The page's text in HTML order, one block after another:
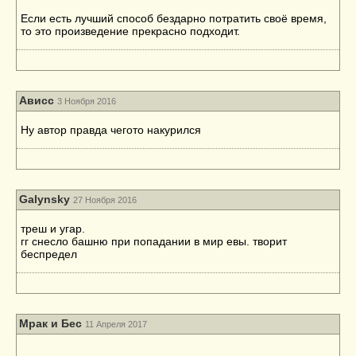
Если есть лучший способ бездарно потратить своё время,
то это произведение прекрасно подходит.
Ависс 3 Ноября 2016
Ну автор правда чегото накурился
Galynsky 27 Ноября 2016
треш и угар.
гг снесло башню при попадании в мир евы. творит
беспредел
Мрак и Бес 11 Апреля 2017